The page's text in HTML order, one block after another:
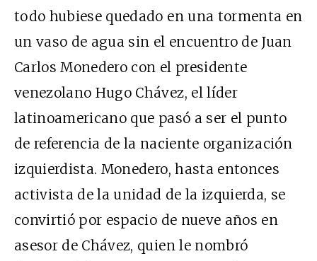
todo hubiese quedado en una tormenta en
un vaso de agua sin el encuentro de Juan
Carlos Monedero con el presidente
venezolano Hugo Chávez, el líder
latinoamericano que pasó a ser el punto
de referencia de la naciente organización
izquierdista. Monedero, hasta entonces
activista de la unidad de la izquierda, se
convirtió por espacio de nueve años en
asesor de Chávez, quien le nombró